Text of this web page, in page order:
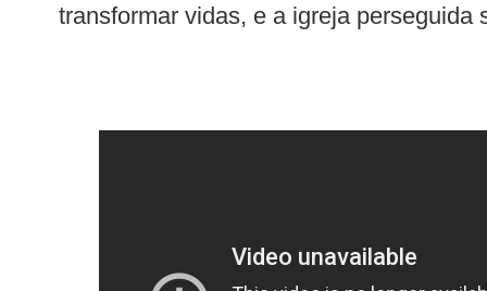
transformar vidas, e a igreja perseguida